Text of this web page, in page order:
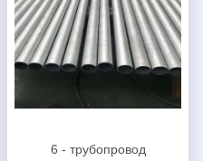
6 - трубопровод